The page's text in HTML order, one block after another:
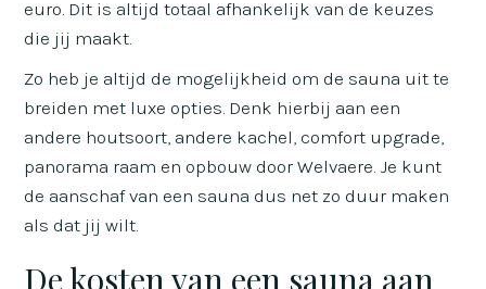
euro. Dit is altijd totaal afhankelijk van de keuzes
die jij maakt.
Zo heb je altijd de mogelijkheid om de sauna uit te
breiden met luxe opties. Denk hierbij aan een
andere houtsoort, andere kachel, comfort upgrade,
panorama raam en opbouw door Welvaere. Je kunt
de aanschaf van een sauna dus net zo duur maken
als dat jij wilt.
De kosten van een sauna aan